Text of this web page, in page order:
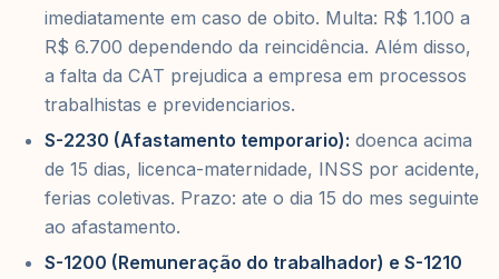
imediatamente em caso de obito. Multa: R$ 1.100 a
R$ 6.700 dependendo da reincidência. Além disso,
a falta da CAT prejudica a empresa em processos
trabalhistas e previdenciarios.
S-2230 (Afastamento temporario): doenca acima
de 15 dias, licenca-maternidade, INSS por acidente,
ferias coletivas. Prazo: ate o dia 15 do mes seguinte
ao afastamento.
S-1200 (Remuneração do trabalhador) e S-1210